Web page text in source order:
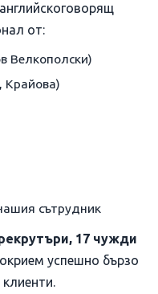
от:
Велкополски)
Крайова)
сътрудник
17 чужди
успешно бързо